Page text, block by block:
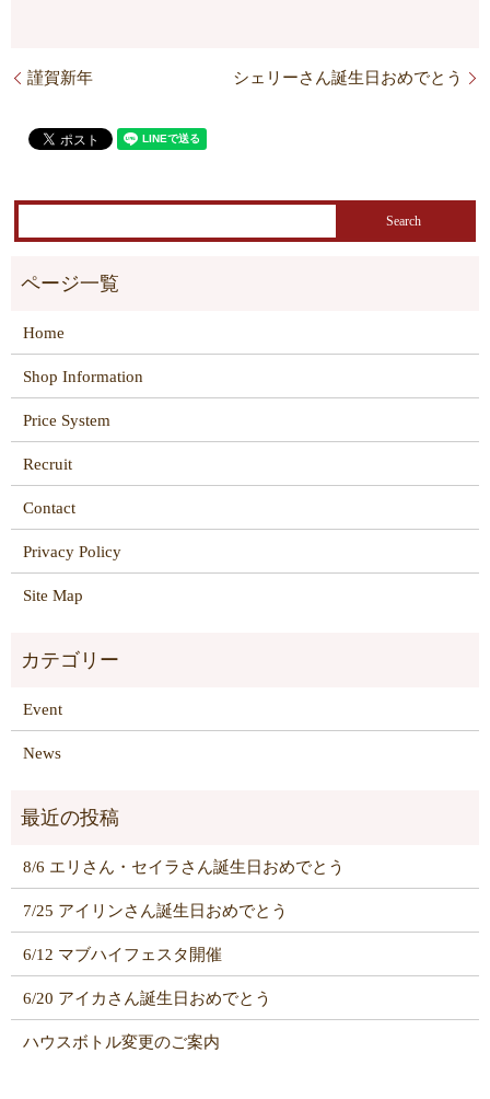
謹賀新年 シェリーさん誕生日おめでとう
Home
Shop Information
Price System
Recruit
Contact
Privacy Policy
Site Map
Event
News
8/6 エリさん・セイラさん誕生日おめでとう
7/25 アイリンさん誕生日おめでとう
6/12 マブハイフェスタ開催
6/20 アイカさん誕生日おめでとう
ハウスボトル変更のご案内